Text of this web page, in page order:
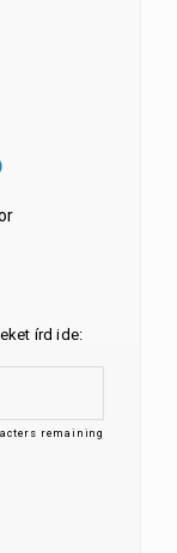
írd ide:
remaining